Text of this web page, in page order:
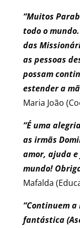
“Muitos
todo o
das
as pessoas
possam
estender a
Maria João
“É uma
as irmãs
amor, ajuda
mundo!
Mafalda
“Continuem
fantástica